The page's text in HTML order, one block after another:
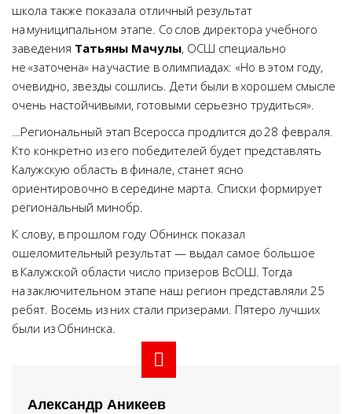
школа также показала отличный результат
на муниципальном этапе. Со слов директора учебного
заведения Татьяны Мачулы, ОСШ специально
не «заточена» на участие в олимпиадах: «Но в этом году,
очевидно, звезды сошлись. Дети были в хорошем смысле
очень настойчивыми, готовыми серьезно трудиться».
…Региональный этап Всеросса продлится до 28 февраля.
Кто конкретно из его победителей будет представлять
Калужскую область в финале, станет ясно
ориентировочно в середине марта. Списки формирует
региональный минобр.
К слову, в прошлом году Обнинск показал
ошеломительный результат — выдал самое большое
в Калужской области число призеров ВсОШ. Тогда
на заключительном этапе наш регион представляли 25
ребят. Восемь из них стали призерами. Пятеро лучших
были из Обнинска.
Александр Аникеев